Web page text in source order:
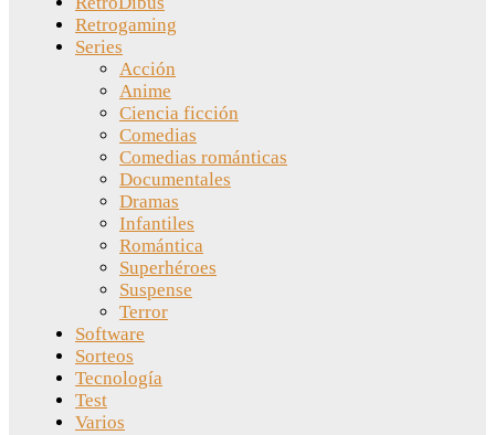
Retrogaming
Series
Acción
Anime
Ciencia ficción
Comedias
Comedias románticas
Documentales
Dramas
Infantiles
Romántica
Superhéroes
Suspense
Terror
Software
Sorteos
Tecnología
Test
Varios